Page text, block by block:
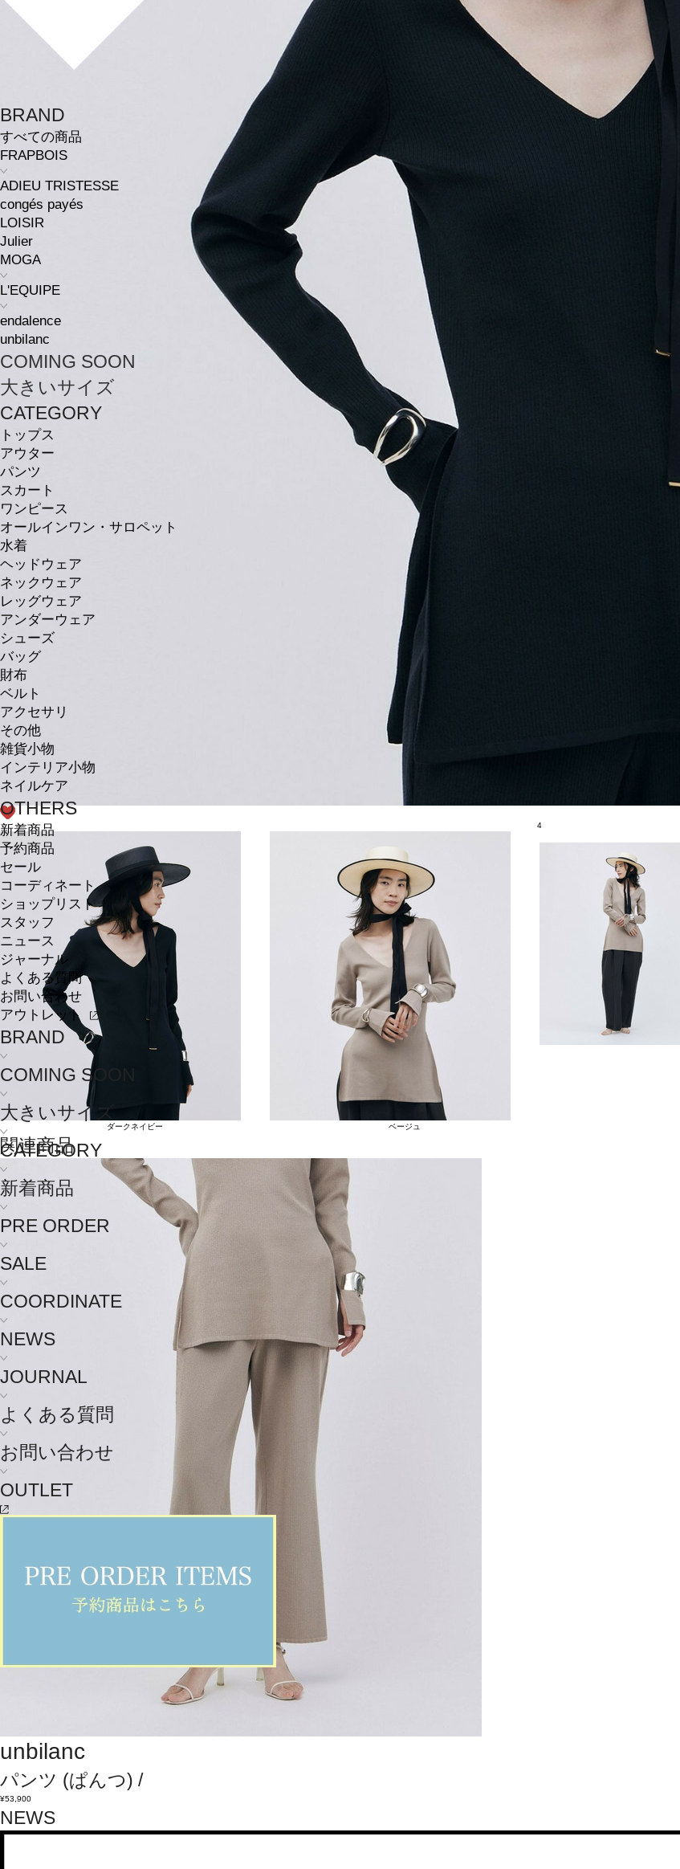
BRAND
すべての商品
FRAPBOIS
ADIEU TRISTESSE
congés payés
LOISIR
Julier
MOGA
L'EQUIPE
endalence
unbilanc
COMING SOON
大きいサイズ
CATEGORY
トップス
アウター
パンツ
スカート
ワンピース
オールインワン・サロペット
水着
ヘッドウェア
ネックウェア
レッグウェア
アンダーウェア
シューズ
バッグ
財布
ベルト
アクセサリ
その他
雑貨小物
インテリア小物
ネイルケア
OTHERS
新着商品
予約商品
セール
コーディネート
ショップリスト
スタッフ
ニュース
ジャーナル
よくある質問
お問い合わせ
アウトレット
BRAND
COMING SOON
大きいサイズ
CATEGORY
新着商品
PRE ORDER
SALE
COORDINATE
NEWS
JOURNAL
よくある質問
お問い合わせ
OUTLET
4
ダークネイビー ベージュ
関連商品
unbilanc
パンツ (ぱんつ) /
¥53,900
NEWS